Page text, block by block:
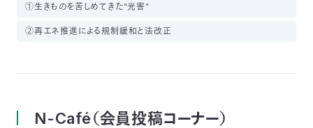
①生きものを苦しめてきた“光害”
②再エネ推進による規制緩和と法改正
N-Café（会員投稿コーナー）